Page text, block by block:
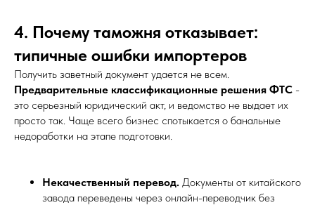
4. Почему таможня отказывает:
типичные ошибки импортеров
Получить заветный документ удается не всем.
Предварительные классификационные решения ФТС -
это серьезный юридический акт, и ведомство не выдает их
просто так. Чаще всего бизнес спотыкается о банальные
недоработки на этапе подготовки.
Некачественный перевод. Документы от китайского
завода переведены через онлайн-переводчик без